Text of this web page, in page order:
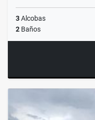
3Alcobas
2 Baños